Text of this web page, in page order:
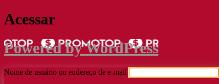
Acessar
Powered by WordPress
Nome de usuário ou endereço de e-mail